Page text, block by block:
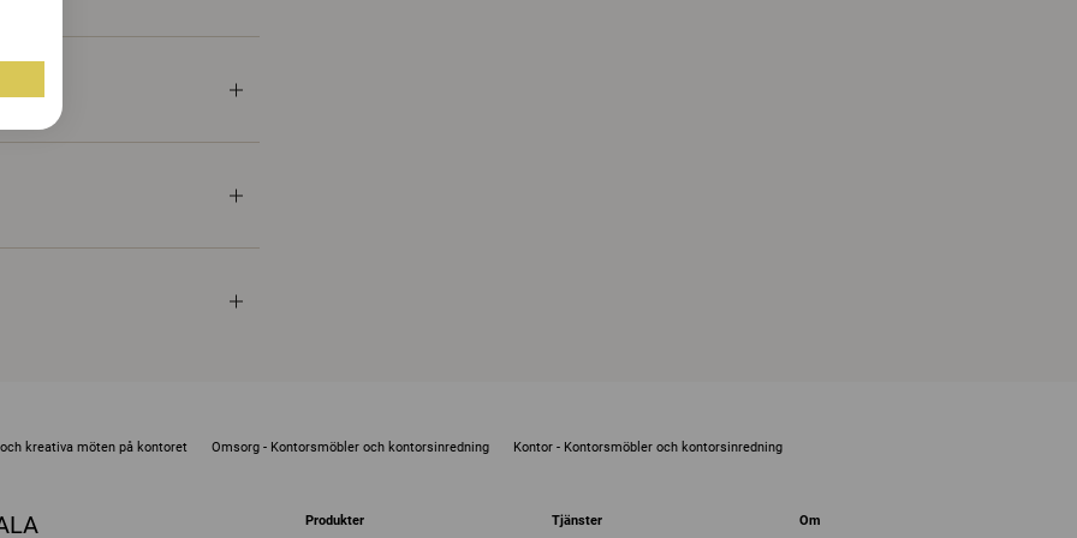
kreativa möten på kontoret Omsorg - Kontorsmöbler och kontorsinredning Kontor - Kontorsmöbler och kontorsinredning
Produkter
Tjänster
Om